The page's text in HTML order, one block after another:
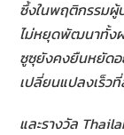
ซึ้งในพฤติกรรมผู้
ไม่หยุดพัฒนาทั้งผ
ซูซุยังคงยืนหยัดอ
เปลี่ยนแปลงเร็ว
และรางวัล